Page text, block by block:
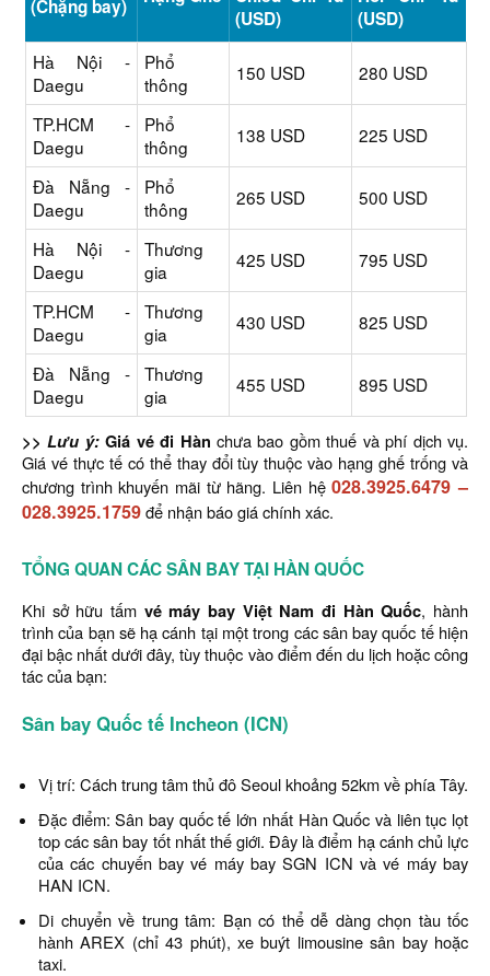
(Chặng bay)
(USD)
(USD)
Hà Nội -
Daegu
Phổ
thông
150 USD 280 USD
TP.HCM -
Daegu
Phổ
thông
138 USD 225 USD
Đà Nẵng -
Daegu
Phổ
thông
265 USD 500 USD
Hà Nội -
Daegu
Thương
gia
425 USD 795 USD
TP.HCM -
Daegu
Thương
gia
430 USD 825 USD
Đà Nẵng -
Daegu
Thương
gia
455 USD 895 USD
>> Lưu ý:Giá vé đi Hàn chưa bao gồm thuế và phí dịch vụ.
Giá vé thực tế có thể thay đổi tùy thuộc vào hạng ghế trống và
chương trình khuyến mãi từ hãng. Liên hệ028.3925.6479 –
028.3925.1759để nhận báo giá chính xác.
TỔNG QUAN CÁC SÂN BAY TẠI HÀN QUỐC
Khi sở hữu tấm vé máy bay Việt Nam đi Hàn Quốc, hành
trình của bạn sẽ hạ cánh tại một trong các sân bay quốc tế hiện
đại bậc nhất dưới đây, tùy thuộc vào điểm đến du lịch hoặc công
tác của bạn:
Sân bay Quốc tế Incheon (ICN)
Vị trí: Cách trung tâm thủ đô Seoul khoảng 52km về phía Tây.
Đặc điểm: Sân bay quốc tế lớn nhất Hàn Quốc và liên tục lọt
top các sân bay tốt nhất thế giới. Đây là điểm hạ cánh chủ lực
của các chuyến bay vé máy bay SGN ICN và vé máy bay
HAN ICN.
Di chuyển về trung tâm: Bạn có thể dễ dàng chọn tàu tốc
hành AREX (chỉ 43 phút), xe buýt limousine sân bay hoặc
taxi.